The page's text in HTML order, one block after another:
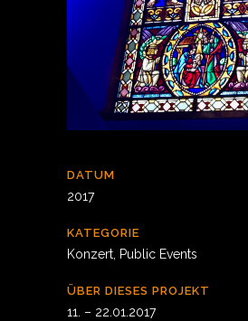
DATUM
2017
KATEGORIE
Konzert, Public Events
ÜBER DIESES PROJEKT
11. – 22.01.2017